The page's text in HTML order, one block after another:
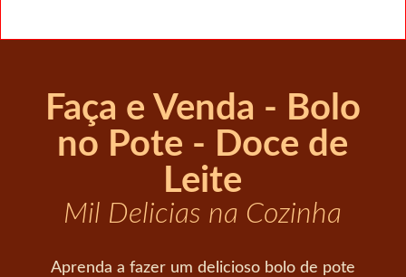
Faça e Venda - Bolo
no Pote - Doce de
Leite
Mil Delicias na Cozinha
Aprenda a fazer um delicioso bolo de pote